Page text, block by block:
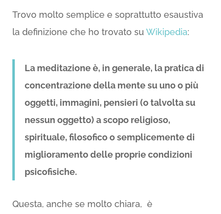
Trovo molto semplice e soprattutto esaustiva
la definizione che ho trovato su Wikipedia:
La meditazione è, in generale, la pratica di
concentrazione della mente su uno o più
oggetti, immagini, pensieri (o talvolta su
nessun oggetto) a scopo religioso,
spirituale, filosofico o semplicemente di
miglioramento delle proprie condizioni
psicofisiche.
Questa, anche se molto chiara, è